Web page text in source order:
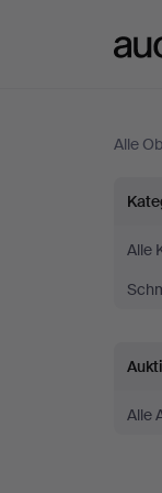
Alle
Alle
Alle